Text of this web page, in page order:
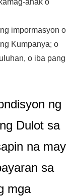
anak o
impormasyon o
Kumpanya; o
o iba pang
ng
Dulot sa
na may
sa
mga